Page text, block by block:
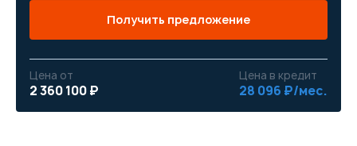
Получить предложение
Цена от
2 360 100 ₽
Цена в кредит
28 096 ₽/мес.